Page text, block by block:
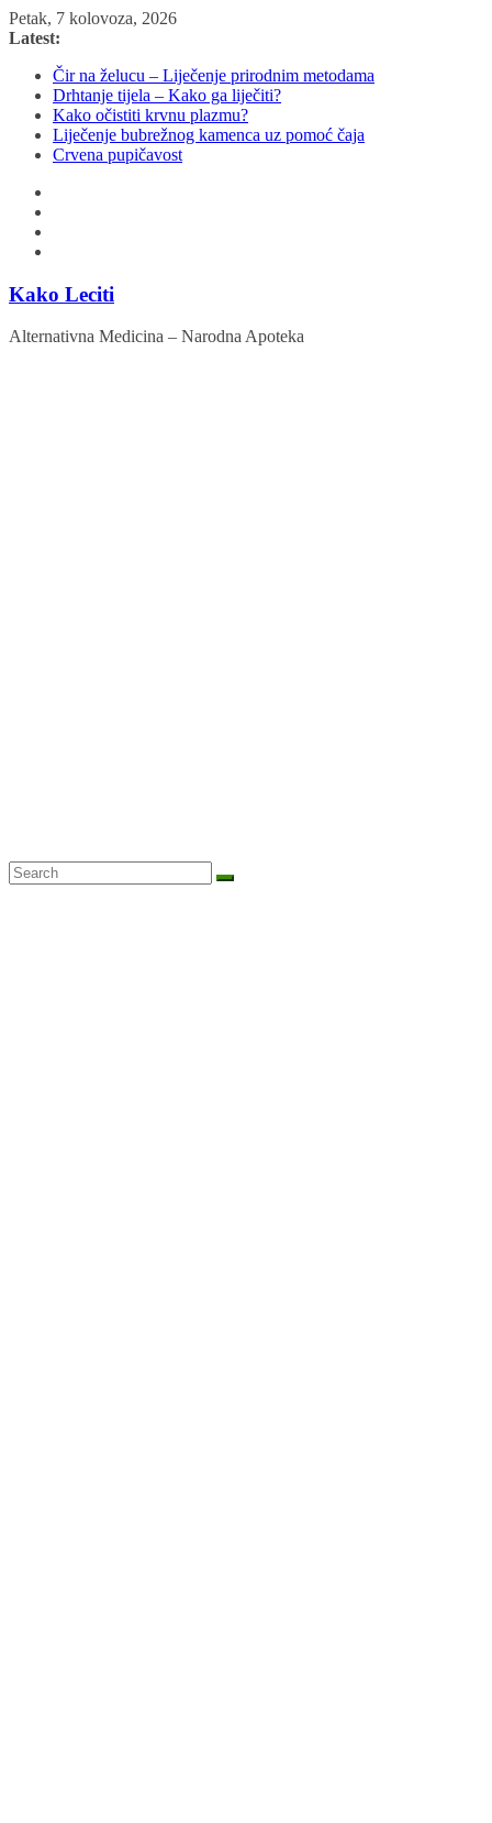
Skip
to
Petak, 7 kolovoza, 2026
Latest:
Čir na želucu – Liječenje prirodnim metodama
Drhtanje tijela – Kako ga liječiti?
Kako očistiti krvnu plazmu?
Liječenje bubrežnog kamenca uz pomoć čaja
Crvena pupičavost
Kako Leciti
Alternativna Medicina – Narodna Apoteka